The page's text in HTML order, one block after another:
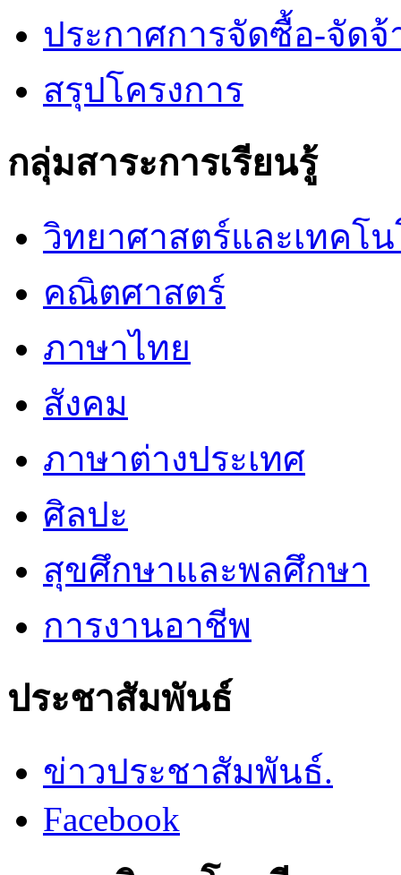
ประกาศการจัดซื้อ-จัดจ้
สรุปโครงการ
กลุ่มสาระการเรียนรู้
วิทยาศาสตร์และเทคโ
คณิตศาสตร์
ภาษาไทย
สังคม
ภาษาต่างประเทศ
ศิลปะ
สุขศึกษาและพลศึกษา
การงานอาชีพ
ประชาสัมพันธ์
ข่าวประชาสัมพันธ์.
Facebook